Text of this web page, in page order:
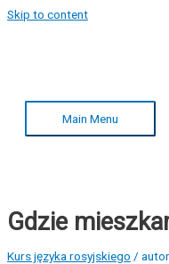
Skip to content
Main Menu
Gdzie
Kurs języka rosyjskiego /